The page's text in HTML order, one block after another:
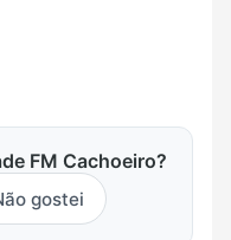
FM Cachoeiro?
gostei